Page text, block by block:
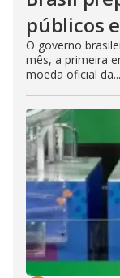
públicos
O governo
mês, a primeira
moeda oficial da...